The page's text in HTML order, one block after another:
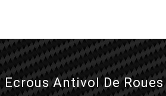
Ecrous Antivol De